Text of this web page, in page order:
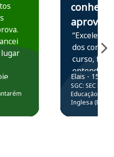
conhece,
aprova
“Excelente
dos
curso,
entender e
prática
resolução
questões.”
Elais - 15/07/
SGC: SEC BA
Educação
Inglesa (Edital